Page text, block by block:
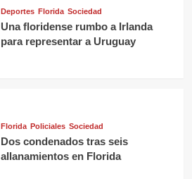
Deportes Florida Sociedad
Una floridense rumbo a Irlanda
para representar a Uruguay
Florida Policiales Sociedad
Dos condenados tras seis
allanamientos en Florida